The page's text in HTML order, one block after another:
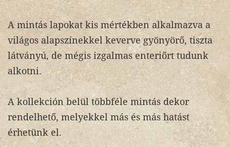
A mintás lapokat kis mértékben alkalmazva a
világos alapszínekkel keverve gyönyörő, tiszta
látványú, de mégis izgalmas enteriőrt tudunk
alkotni.
A kollekción belül többféle mintás dekor
rendelhető, melyekkel más és más hatást
érhetünk el.